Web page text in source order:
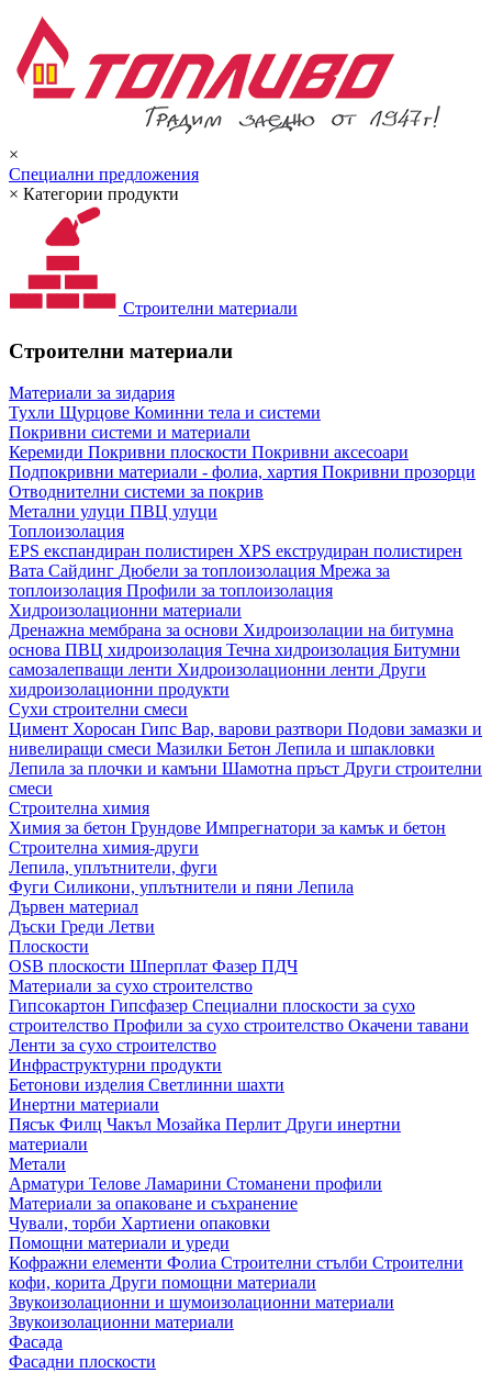
×
Специални предложения
× Категории продукти
Строителни материали
Строителни материали
Материали за зидария
Тухли Щурцове Коминни тела и системи
Покривни системи и материали
Керемиди Покривни плоскости Покривни аксесоари
Подпокривни материали - фолиа, хартия Покривни прозорци
Отводнителни системи за покрив
Метални улуци ПВЦ улуци
Топлоизолация
EPS експандиран полистирен XPS екструдиран полистирен
Вата Сайдинг Дюбели за топлоизолация Мрежа за
топлоизолация Профили за топлоизолация
Хидроизолационни материали
Дренажна мембрана за основи Хидроизолации на битумна
основа ПВЦ хидроизолация Течна хидроизолация Битумни
самозалепващи ленти Хидроизолационни ленти Други
хидроизолационни продукти
Сухи строителни смеси
Цимент Хоросан Гипс Вар, варови разтвори Подови замазки и
нивелиращи смеси Мазилки Бетон Лепила и шпакловки
Лепила за плочки и камъни Шамотна пръст Други строителни
смеси
Строителна химия
Химия за бетон Грундове Импрегнатори за камък и бетон
Строителна химия-други
Лепила, уплътнители, фуги
Фуги Силикони, уплътнители и пяни Лепила
Дървен материал
Дъски Греди Летви
Плоскости
OSB плоскости Шперплат Фазер ПДЧ
Материали за сухо строителство
Гипсокартон Гипсфазер Специални плоскости за сухо
строителство Профили за сухо строителство Окачени тавани
Ленти за сухо строителство
Инфраструктурни продукти
Бетонови изделия Светлинни шахти
Инертни материали
Пясък Филц Чакъл Мозайкa Перлит Други инертни
материали
Метали
Арматури Телове Ламарини Стоманени профили
Материали за опаковане и съхранение
Чували, торби Хартиени опаковки
Помощни материали и уреди
Кофражни елементи Фолиа Строителни стълби Строителни
кофи, корита Други помощни материали
Звукоизолационни и шумоизолационни материали
Звукоизолационни материали
Фасада
Фасадни плоскости